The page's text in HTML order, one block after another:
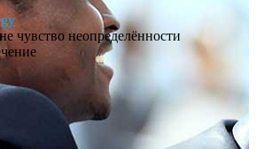
чувство неопределённости